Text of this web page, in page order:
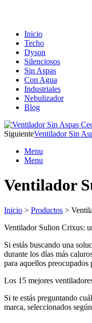
Inicio
Techo
Dyson
Silenciosos
Sin Aspas
Con Agua
Industriales
Nebulizador
Blog
SiguienteVentilador Sin
Menu
Menu
Ventilador
Inicio > Productos >
Ventilador Sulion Crixus:
Si estás buscando una
durante los días más
para aquellos
Los 15 mejores
Si te estás preguntando
marca, seleccionados